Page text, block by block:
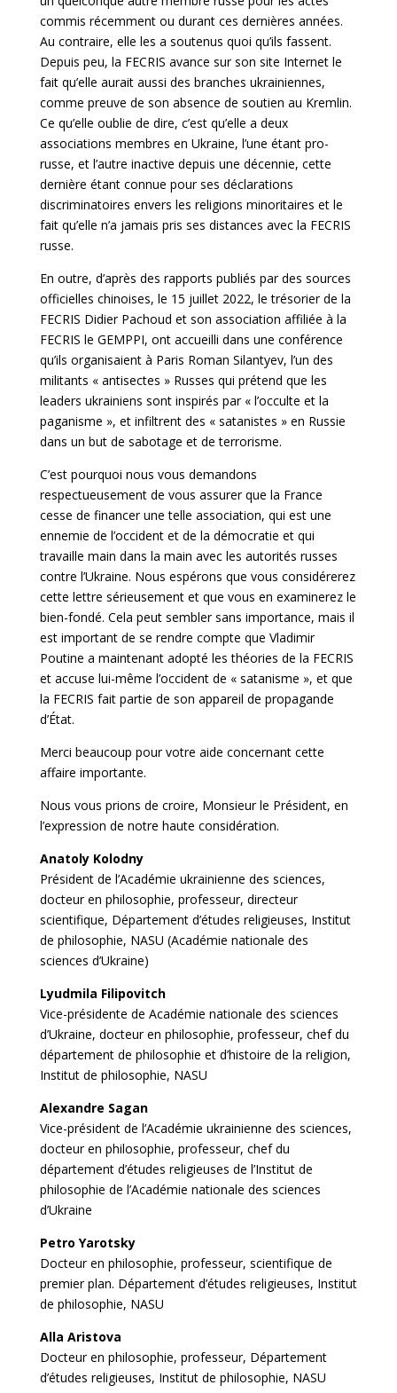
commis récemment ou durant ces dernières années.
Au contraire, elle les a soutenus quoi qu’ils fassent.
Depuis peu, la FECRIS avance sur son site Internet le
fait qu’elle aurait aussi des branches ukrainiennes,
comme preuve de son absence de soutien au Kremlin.
Ce qu’elle oublie de dire, c’est qu’elle a deux
associations membres en Ukraine, l’une étant pro-
russe, et l’autre inactive depuis une décennie, cette
dernière étant connue pour ses déclarations
discriminatoires envers les religions minoritaires et le
fait qu’elle n’a jamais pris ses distances avec la FECRIS
russe.
En outre, d’après des rapports publiés par des sources
officielles chinoises, le 15 juillet 2022, le trésorier de la
FECRIS Didier Pachoud et son association affiliée à la
FECRIS le GEMPPI, ont accueilli dans une conférence
qu’ils organisaient à Paris Roman Silantyev, l’un des
militants « antisectes » Russes qui prétend que les
leaders ukrainiens sont inspirés par « l’occulte et la
paganisme », et infiltrent des « satanistes » en Russie
dans un but de sabotage et de terrorisme.
C’est pourquoi nous vous demandons
respectueusement de vous assurer que la France
cesse de financer une telle association, qui est une
ennemie de l’occident et de la démocratie et qui
travaille main dans la main avec les autorités russes
contre l’Ukraine. Nous espérons que vous considérerez
cette lettre sérieusement et que vous en examinerez le
bien-fondé. Cela peut sembler sans importance, mais il
est important de se rendre compte que Vladimir
Poutine a maintenant adopté les théories de la FECRIS
et accuse lui-même l’occident de « satanisme », et que
la FECRIS fait partie de son appareil de propagande
d’État.
Merci beaucoup pour votre aide concernant cette
affaire importante.
Nous vous prions de croire, Monsieur le Président, en
l’expression de notre haute considération.
Anatoly Kolodny
Président de l’Académie ukrainienne des sciences,
docteur en philosophie, professeur, directeur
scientifique, Département d’études religieuses, Institut
de philosophie, NASU (Académie nationale des
sciences d’Ukraine)
Lyudmila Filipovitch
Vice-présidente de Académie nationale des sciences
d’Ukraine, docteur en philosophie, professeur, chef du
département de philosophie et d’histoire de la religion,
Institut de philosophie, NASU
Alexandre Sagan
Vice-président de l’Académie ukrainienne des sciences,
docteur en philosophie, professeur, chef du
département d’études religieuses de l’Institut de
philosophie de l’Académie nationale des sciences
d’Ukraine
Petro Yarotsky
Docteur en philosophie, professeur, scientifique de
premier plan. Département d’études religieuses, Institut
de philosophie, NASU
Alla Aristova
Docteur en philosophie, professeur, Département
d’études religieuses, Institut de philosophie, NASU